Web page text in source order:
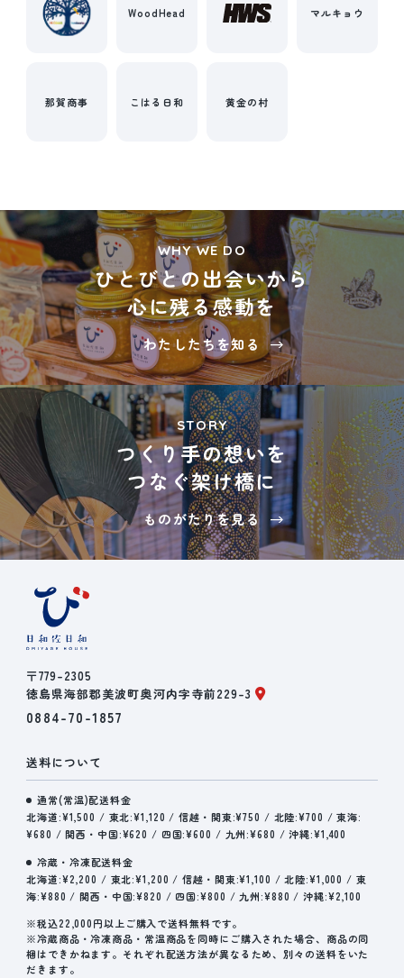
WoodHead マルキョウ
那賀商事 こはる日和 黄金の村
WHY WE DO
ひとびとの出会いから
心に残る感動を
わたしたちを知る
STORY
つくり手の想いを
つなぐ架け橋に
ものがたりを見る
〒779-2305
徳島県海部郡美波町奥河内字寺前229-3
0884-70-1857
送料について
通常(常温)配送料金
北海道:¥1,500 / 東北:¥1,120 / 信越・関東:¥750 / 北陸:¥700 / 東海:
¥680 / 関西・中国:¥620 / 四国:¥600 / 九州:¥680 / 沖縄:¥1,400
冷蔵・冷凍配送料金
北海道:¥2,200 / 東北:¥1,200 / 信越・関東:¥1,100 / 北陸:¥1,000 / 東
海:¥880 / 関西・中国:¥820 / 四国:¥800 / 九州:¥880 / 沖縄:¥2,100
※税込22,000円以上ご購入で送料無料です。
※冷蔵商品・冷凍商品・常温商品を同時にご購入された場合、商品の同
梱はできかねます。それぞれ配送方法が異なるため、別々の送料をいた
だきます。